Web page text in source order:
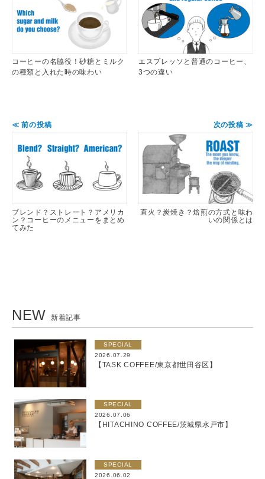
コーヒーの名脇役！砂糖とミルク
の種類と入れた時の味わい
エスプレッソと普通のコーヒー、
3つの違い
≪ 前の投稿
ブレンド？ストレート？アメリカ
ン？コーヒーのメニューをまとめ
てみた
次の投稿 ≫
直火？炭焼き？焙煎の方式と味わ
いの関係とは
NEW 新着記事
SPECIAL
2026.07.29
【TASK COFFEE/東京都世田谷区】
SPECIAL
2026.07.06
【HITACHINO COFFEE/茨城県水戸市】
SPECIAL
2026.06.02